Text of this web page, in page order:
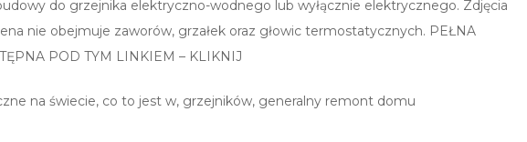
do grzejnika elektryczno-wodnego lub wyłącznie elektrycznego. Zdjęcia
nie obejmuje zaworów, grzałek oraz głowic termostatycznych. PEŁNA
POD TYM LINKIEM – KLIKNIJ
na świecie, co to jest w, grzejników, generalny remont domu